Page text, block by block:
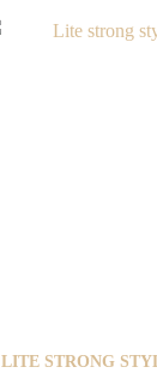
LITE STRONG